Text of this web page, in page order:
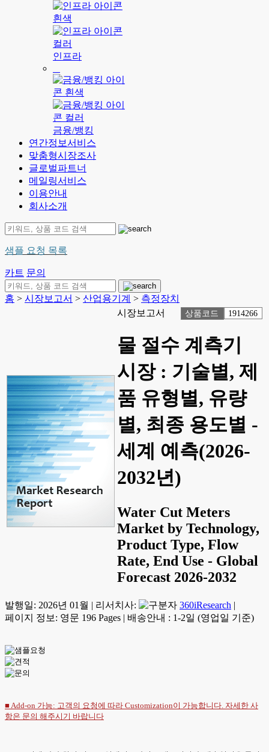
인프라
금융/뱅킹
연간정보서비스
맞춤형시장조사
글로벌파트너
메일링서비스
이용안내
회사소개
샘플 요청 목록
카트 문의
홈 > 시장보고서 > 산업용기계 > 측정장치
시장보고서
상품코드 1914266
물 절수 계측기
시장 : 기술별, 제
품 유형별, 유량
별, 최종 용도별 -
세계 예측(2026-
2032년)
Water Cut Meters
Market by Technology,
Product Type, Flow
Rate, End Use - Global
Forecast 2026-2032
발행일: 2026년 01월 | 리서치사: 360iResearch |
페이지 정보: 영문 196 Pages | 배송안내 : 1-2일 (영업일 기준)
■ Add-on 가능: 고객의 요청에 따라 Customization이 가능합니다. 자세한 사
항은 문의 해주시기 바랍니다